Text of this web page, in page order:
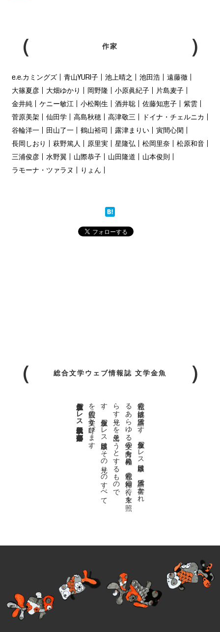
作家
e.e.カミングズ 青山YURI子 池上晴之 池田浩
遠藤徹
大篠夏彦
大畑ゆかり 岡野隆 小原眞紀子
片島麦子
金井純
ケニー敏江 小松剛生 酒井聡 佐藤知恵子
紫雲
菅原美架
仙田学 高島秋穂 高津敬三
ドイナ・チェルニカ
谷輪洋一
田山了一 鶴山裕司 露津まりい
寅間心閑
長岡しおり
萩野篤人 原里実 星隆弘 松岡里奈
松原和音
三浦俊彦
水野翼 山際恭子 山田隆道
山本俊則
ラモーナ・ツァラヌ
りょん
総合文学ウェブ情報誌 文学金魚
私達の
故郷は
日本語で
す
。
金魚屋プ
レ
ス
日本版は
、
日本語で
書か
れ
る
あ
ら
ゆ
る
文学の
方向を
見極め
、
私達の
精神の
行く
末を
照
ら
す
光り
を
見出そ
う
と
す
る
も
の
で
す
。
金魚屋プ
レ
ス
日本版は
そ
の
光り
の
す
べ
て
を
広義の
文学と
呼び
ま
す
。
金魚屋プレス日本版代表 齋藤都